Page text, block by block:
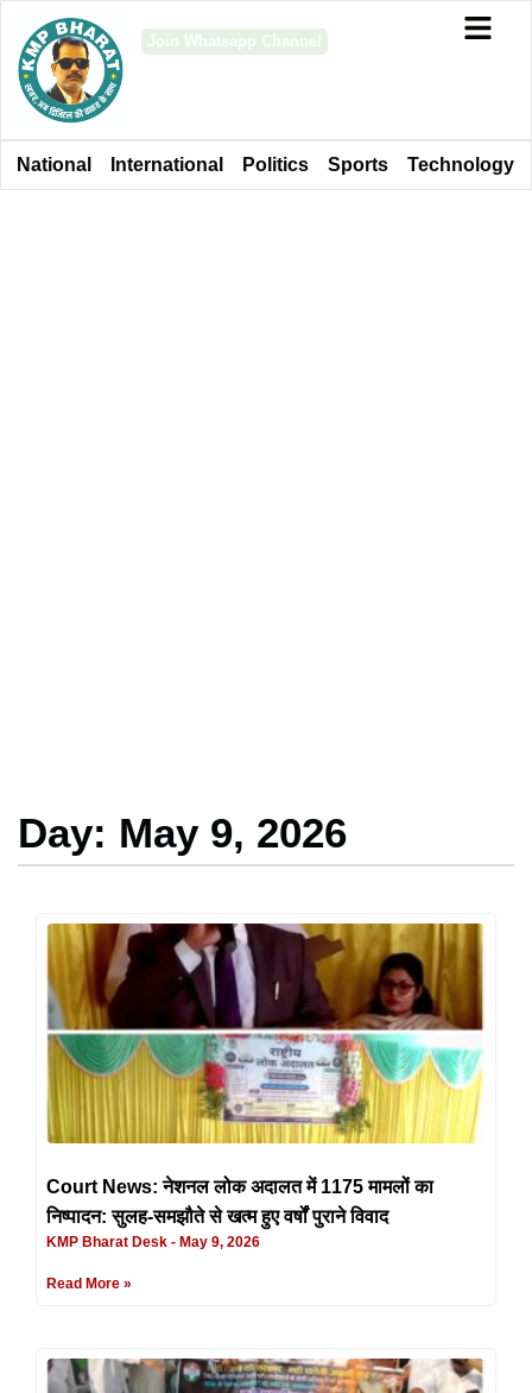
Join Whatsapp Channel
National International Politics Sports Technology
Day: May 9, 2026
Court News: नेशनल लोक अदालत में 1175 मामलों का
निष्पादन: सुलह-समझौते से खत्म हुए वर्षों पुराने विवाद
KMP Bharat Desk May 9, 2026
Read More »